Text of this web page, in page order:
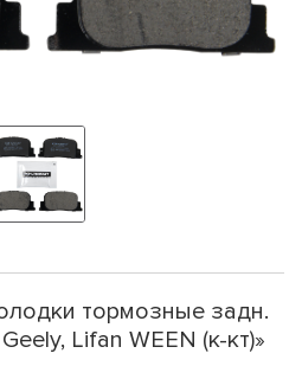
тормозные задн.
Lifan WEEN (к-кт)»